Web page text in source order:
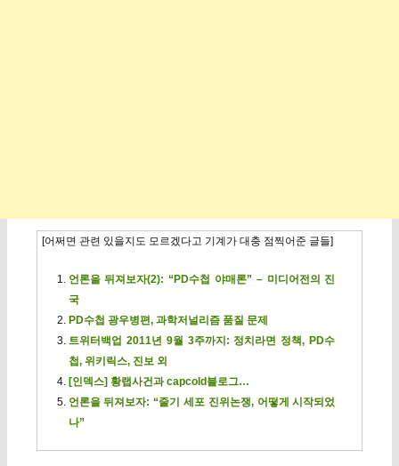
[어쩌면 관련 있을지도 모르겠다고 기계가 대충 점찍어준 글들]
언론을 뒤져보자(2): “PD수첩 야매론” – 미디어전의 진
국
PD수첩 광우병편, 과학저널리즘 품질 문제
트위터백업 2011년 9월 3주까지: 정치라면 정책, PD수
첩, 위키릭스, 진보 외
[인덱스] 황랩사건과 capcold블로그…
언론을 뒤져보자: “줄기 세포 진위논쟁, 어떻게 시작되었
나”